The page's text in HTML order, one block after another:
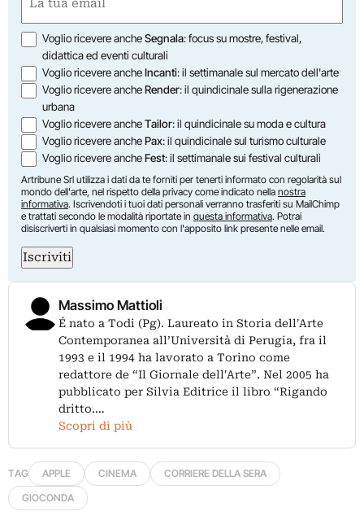
(Required)
Opzioni
Voglio ricevere ancheSegnala: focus su mostre, festival,
didattica ed eventi culturali
Voglio ricevere ancheIncanti: il settimanale sul mercato dell'arte
Voglio ricevere ancheRender: il quindicinale sulla rigenerazione
urbana
Voglio ricevere ancheTailor: il quindicinale su moda e cultura
Voglio ricevere anchePax: il quindicinale sul turismo culturale
Voglio ricevere ancheFest: il settimanale sui festival culturali
Artribune Srl utilizza i dati da te forniti per tenerti informato con regolarità sul
mondo dell'arte, nel rispetto della privacy come indicato nella nostra
informativa. Iscrivendoti i tuoi dati personali verranno trasferiti su MailChimp
e trattati secondo le modalità riportate in questa informativa. Potrai
disiscriverti in qualsiasi momento con l'apposito link presente nelle email.
Iscriviti
Massimo Mattioli
É nato a Todi (Pg). Laureato in Storia dell'Arte
Contemporanea all’Università di Perugia, fra il
1993 e il 1994 ha lavorato a Torino come
redattore de “Il Giornale dell'Arte”. Nel 2005 ha
pubblicato per Silvia Editrice il libro “Rigando
dritto.…
Scopri di più
TAG APPLE CINEMA
CORRIERE DELLA SERA
GIOCONDA